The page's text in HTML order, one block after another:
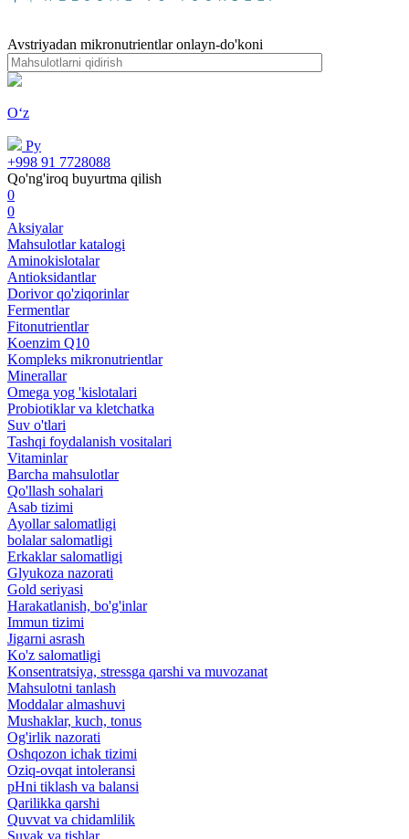
Avstriyadan mikronutrientlar onlayn-do'koni
Oʻz
Ру
+998 91 7728088
Qo'ng'iroq buyurtma qilish
0
0
Aksiyalar
Mahsulotlar katalogi
Aminokislotalar
Antioksidantlar
Dorivor qo'ziqorinlar
Fermentlar
Fitonutrientlar
Koenzim Q10
Kompleks mikronutrientlar
Minerallar
Omega yog 'kislotalari
Probiotiklar va kletchatka
Suv o'tlari
Tashqi foydalanish vositalari
Vitaminlar
Barcha mahsulotlar
Qo'llash sohalari
Asab tizimi
Ayollar salomatligi
bolalar salomatligi
Erkaklar salomatligi
Glyukoza nazorati
Gold seriyasi
Harakatlanish, bo'g'inlar
Immun tizimi
Jigarni asrash
Ko'z salomatligi
Konsentratsiya, stressga qarshi va muvozanat
Mahsulotni tanlash
Moddalar almashuvi
Mushaklar, kuch, tonus
Og'irlik nazorati
Oshqozon ichak tizimi
Oziq-ovqat intoleransi
pHni tiklash va balansi
Qarilikka qarshi
Quvvat va chidamlilik
Suyak va tishlar